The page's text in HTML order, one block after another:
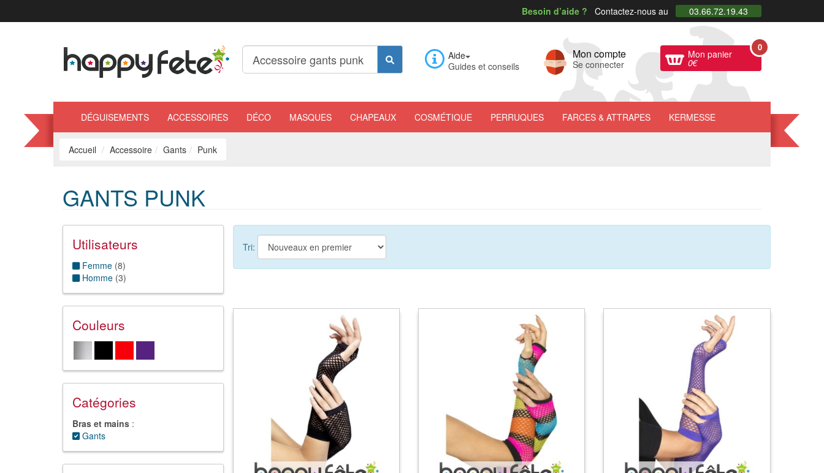
Besoin d’aide ? Contactez-nous au 03.66.72.19.43
Aide
Guides et conseils
Mon compte
Se connecter
Mon panier
0€
0
DÉGUISEMENTS ACCESSOIRES DÉCO MASQUES CHAPEAUX COSMÉTIQUE PERRUQUES FARCES & ATTRAPES KERMESSE
Accueil Accessoire Gants Punk
GANTS PUNK
Utilisateurs
Femme (8)
Homme (3)
Couleurs
Catégories
Bras et mains :
Gants
Tri: